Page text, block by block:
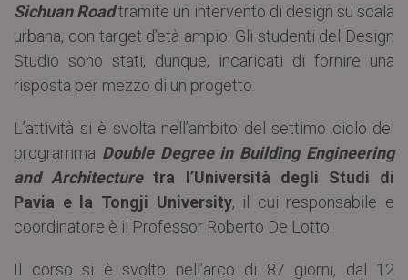
Sichuan Roadtramite un intervento di design su scala
urbana, con target d’età ampio. Gli studenti del Design
Studio sono stati, dunque, incaricati di fornire una
risposta per mezzo di un progetto.
L’attività si è svolta nell’ambito del settimo ciclo del
programma Double Degree in Building Engineering
and Architecturetra l’Università degli Studi di
Pavia e la Tongji University, il cui responsabile e
coordinatore è il Professor Roberto De Lotto.
Il corso si è svolto nell’arco di 87 giorni, dal 12